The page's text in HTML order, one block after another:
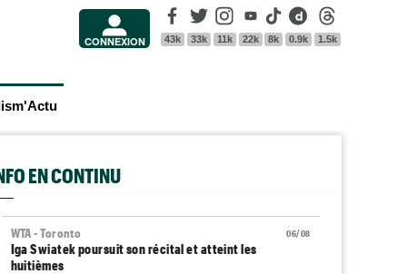
CONNEXION
Facebook
43k
Twitter
33k
Instagram
11k
Youtube
22k
Tik Tok
8k
Dailymotion
0.9k 1.5k
EN CONTINU
06/08
WTA - Toronto
Iga Swiatek poursuit son récital et atteint les
huitièmes